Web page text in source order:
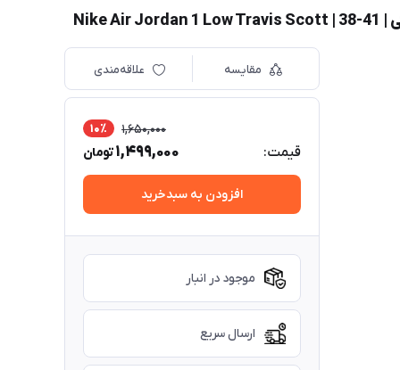
مقایسه علاقه‌مندی
قیمت:
1,650,000 10٪
1,499,000تومان
افزودن به سبدخرید
موجود در انبار
ارسال سریع